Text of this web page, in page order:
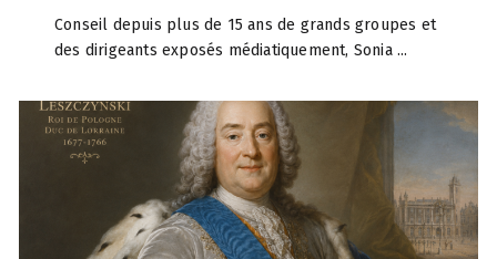
Conseil depuis plus de 15 ans de grands groupes et
des dirigeants exposés médiatiquement, Sonia ...